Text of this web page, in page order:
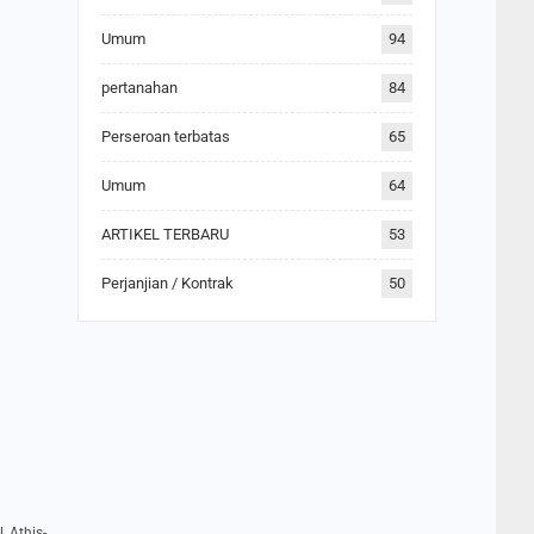
Umum 94
pertanahan 84
Perseroan terbatas 65
Umum 64
ARTIKEL TERBARU 53
Perjanjian / Kontrak 50